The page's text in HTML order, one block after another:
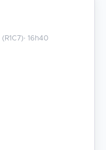
(R1C7)· 16h40